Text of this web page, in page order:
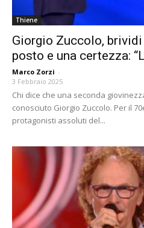
Thiene
Giorgio Zuccolo,
posto e una certezza:
Marco Zorzi -
3 Febbraio 2025
Chi dice che una seconda
conosciuto Giorgio Zuccolo. Per il
protagonisti assoluti del...